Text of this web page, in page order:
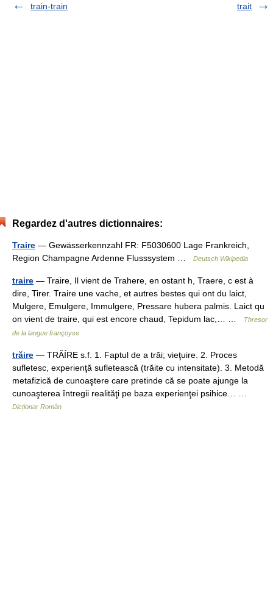
train-train
trait
Regardez d'autres dictionnaires:
Traire — Gewässerkennzahl FR: F5030600 Lage Frankreich,
Region Champagne Ardenne Flusssystem …
Deutsch Wikipedia
traire — Traire, Il vient de Trahere, en ostant h, Traere, c est à
dire, Tirer. Traire une vache, et autres bestes qui ont du laict,
Mulgere, Emulgere, Immulgere, Pressare hubera palmis. Laict qu
on vient de traire, qui est encore chaud, Tepidum lac,… …
Thresor
de la langue françoyse
trăire — TRĂÍRE s.f. 1. Faptul de a trăi; vieţuire. 2. Proces
sufletesc, experienţă sufletească (trăite cu intensitate). 3. Metodă
metafizică de cunoaştere care pretinde că se poate ajunge la
cunoaşterea întregii realităţi pe baza experienţei psihice… …
Dicționar Român